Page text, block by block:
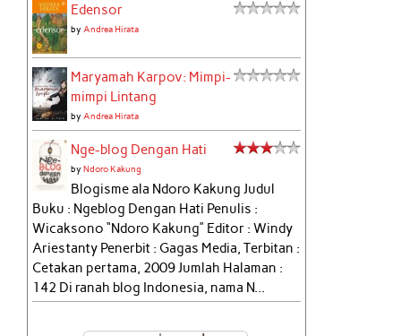
Edensor
byAndrea Hirata
Maryamah Karpov: Mimpi-
mimpi Lintang
byAndrea Hirata
Nge-blog Dengan Hati
byNdoro Kakung
Blogisme ala Ndoro Kakung Judul
Buku : Ngeblog Dengan Hati Penulis :
Wicaksono “Ndoro Kakung” Editor : Windy
Ariestanty Penerbit : Gagas Media, Terbitan :
Cetakan pertama, 2009 Jumlah Halaman :
142 Di ranah blog Indonesia, nama N...